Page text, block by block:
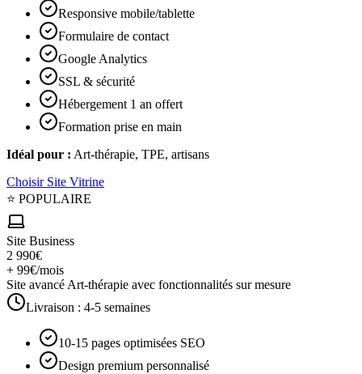
Responsive mobile/tablette
Formulaire de contact
Google Analytics
SSL & sécurité
Hébergement 1 an offert
Formation prise en main
Idéal pour : Art-thérapie, TPE, artisans
Choisir Site Vitrine
⭐ POPULAIRE
Site Business
2 990€
+ 99€/mois
Site avancé Art-thérapie avec fonctionnalités sur mesure
Livraison : 4-5 semaines
10-15 pages optimisées SEO
Design premium personnalisé